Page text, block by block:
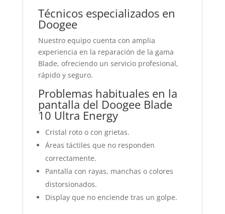
Técnicos especializados en
Doogee
Nuestro equipo cuenta con amplia
experiencia en la reparación de la gama
Blade, ofreciendo un servicio profesional,
rápido y seguro.
Problemas habituales en la
pantalla del Doogee Blade
10 Ultra Energy
Cristal roto o con grietas.
Áreas táctiles que no responden
correctamente.
Pantalla con rayas, manchas o colores
distorsionados.
Display que no enciende tras un golpe.